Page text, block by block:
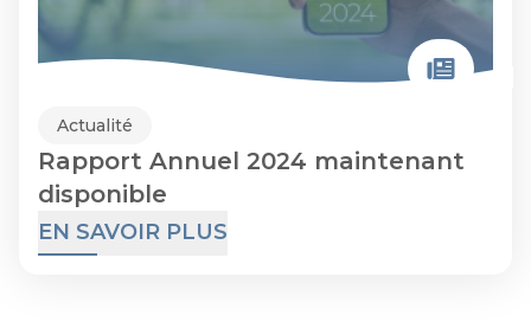
Actualité
Rapport Annuel 2024 maintenant
disponible
EN SAVOIR PLUS